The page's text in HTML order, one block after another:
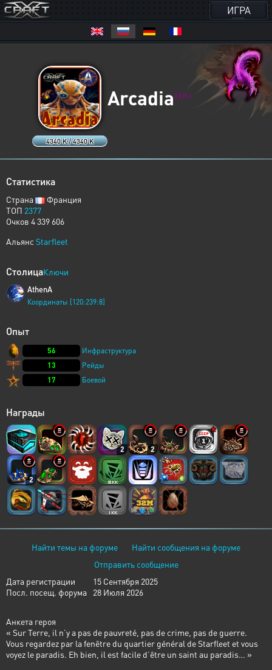
ИГРА
4340 K / 4340 K
ArcadiaXERJ
Статистика
Страна
Франция
ТОП 2377
Очков 4 339 606
Альянс Starfleet
СтолицаКлючи
AthenA
Координаты [120:239:8]
Опыт
56
Инфраструктура
13
Рейды
17
Боевой
Награды
2 2
2
Найти темы на форуме
Найти сообщения на форуме
Отправить сообщение
Дата регистрации
15 Сентября 2025
Посл. посещ. форума
28 Июля 2026
Анкета героя
« Sur Terre, il n’y a pas de pauvreté, pas de crime, pas de guerre.
Vous regardez par la fenêtre du quartier général de Starfleet et vous
voyez le paradis. Eh bien, il est facile d’être un saint au paradis… »